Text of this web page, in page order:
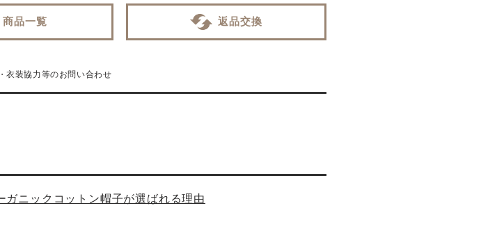
商品一覧 返品交換
衣装協力等のお問い合わせ
ガニックコットン帽子が選ばれる理由